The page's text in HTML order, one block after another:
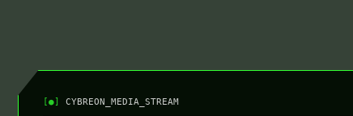
[●] CYBREON_MEDIA_STREAM